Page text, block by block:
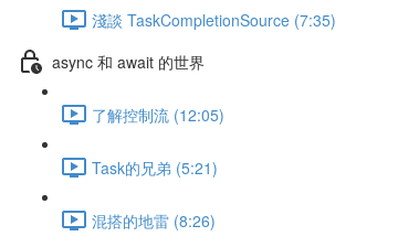
淺談 TaskCompletionSource (7:35)
async 和 await 的世界
了解控制流 (12:05)
Task的兄弟 (5:21)
混搭的地雷 (8:26)